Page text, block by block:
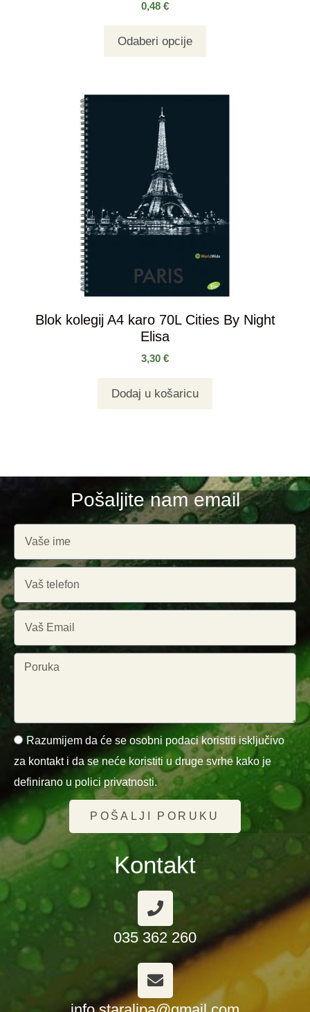
0,48 €
Odaberi opcije
Blok kolegij A4 karo 70L Cities By Night
Elisa
3,30 €
Dodaj u košaricu
Pošaljite nam email
Razumijem da će se osobni podaci koristiti isključivo
za kontakt i da se neće koristiti u druge svrhe kako je
definirano u polici privatnosti.
POŠALJI PORUKU
Kontakt
035 362 260